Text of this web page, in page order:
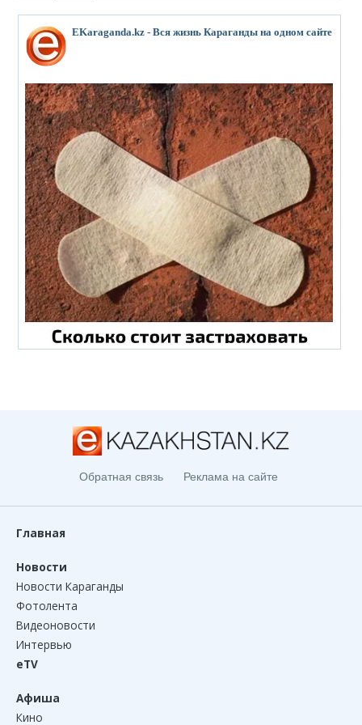
EKaraganda.kz - Вся жизнь Караганды на одном сайте
Обратная связь Реклама на сайте
Главная
Новости
Новости Караганды
Фотолента
Видеоновости
Интервью
eTV
Афиша
Кино